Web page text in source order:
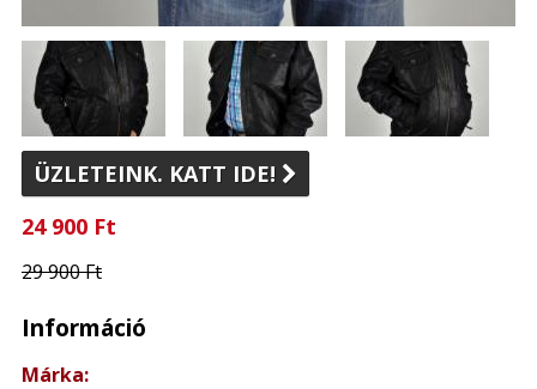
ÜZLETEINK. KATT IDE! 
24 900 Ft
29 900 Ft
Információ
Márka: